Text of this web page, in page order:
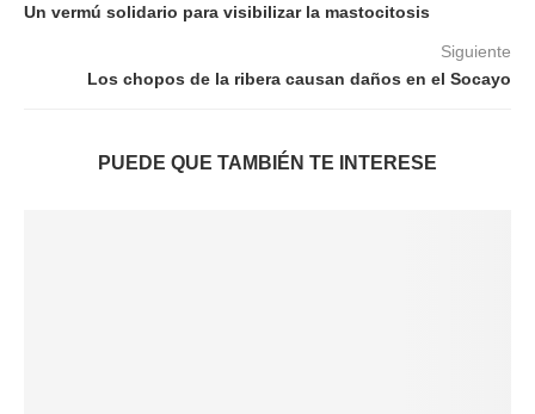
Un vermú solidario para visibilizar la mastocitosis
Siguiente
Los chopos de la ribera causan daños en el Socayo
PUEDE QUE TAMBIÉN TE INTERESE